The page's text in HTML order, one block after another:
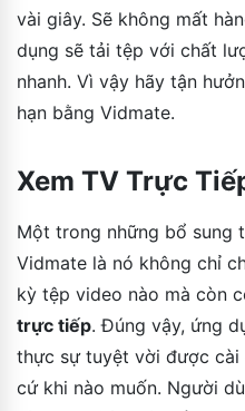
vài giây. Sẽ không mất
dụng sẽ tải tệp với chất
nhanh. Vì vậy hãy tận
hạn bằng Vidmate.
Xem TV Trực
Một trong những bổ sung
Vidmate là nó không chỉ
kỳ tệp video nào mà còn
trực tiếp. Đúng vậy, ứng
thực sự tuyệt vời được
cứ khi nào muốn. Người